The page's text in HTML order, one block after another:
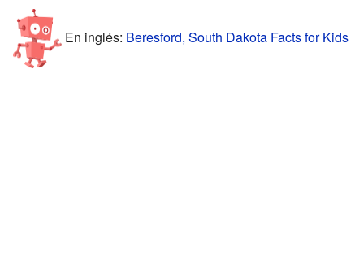
En inglés: Beresford, South Dakota Facts for Kids